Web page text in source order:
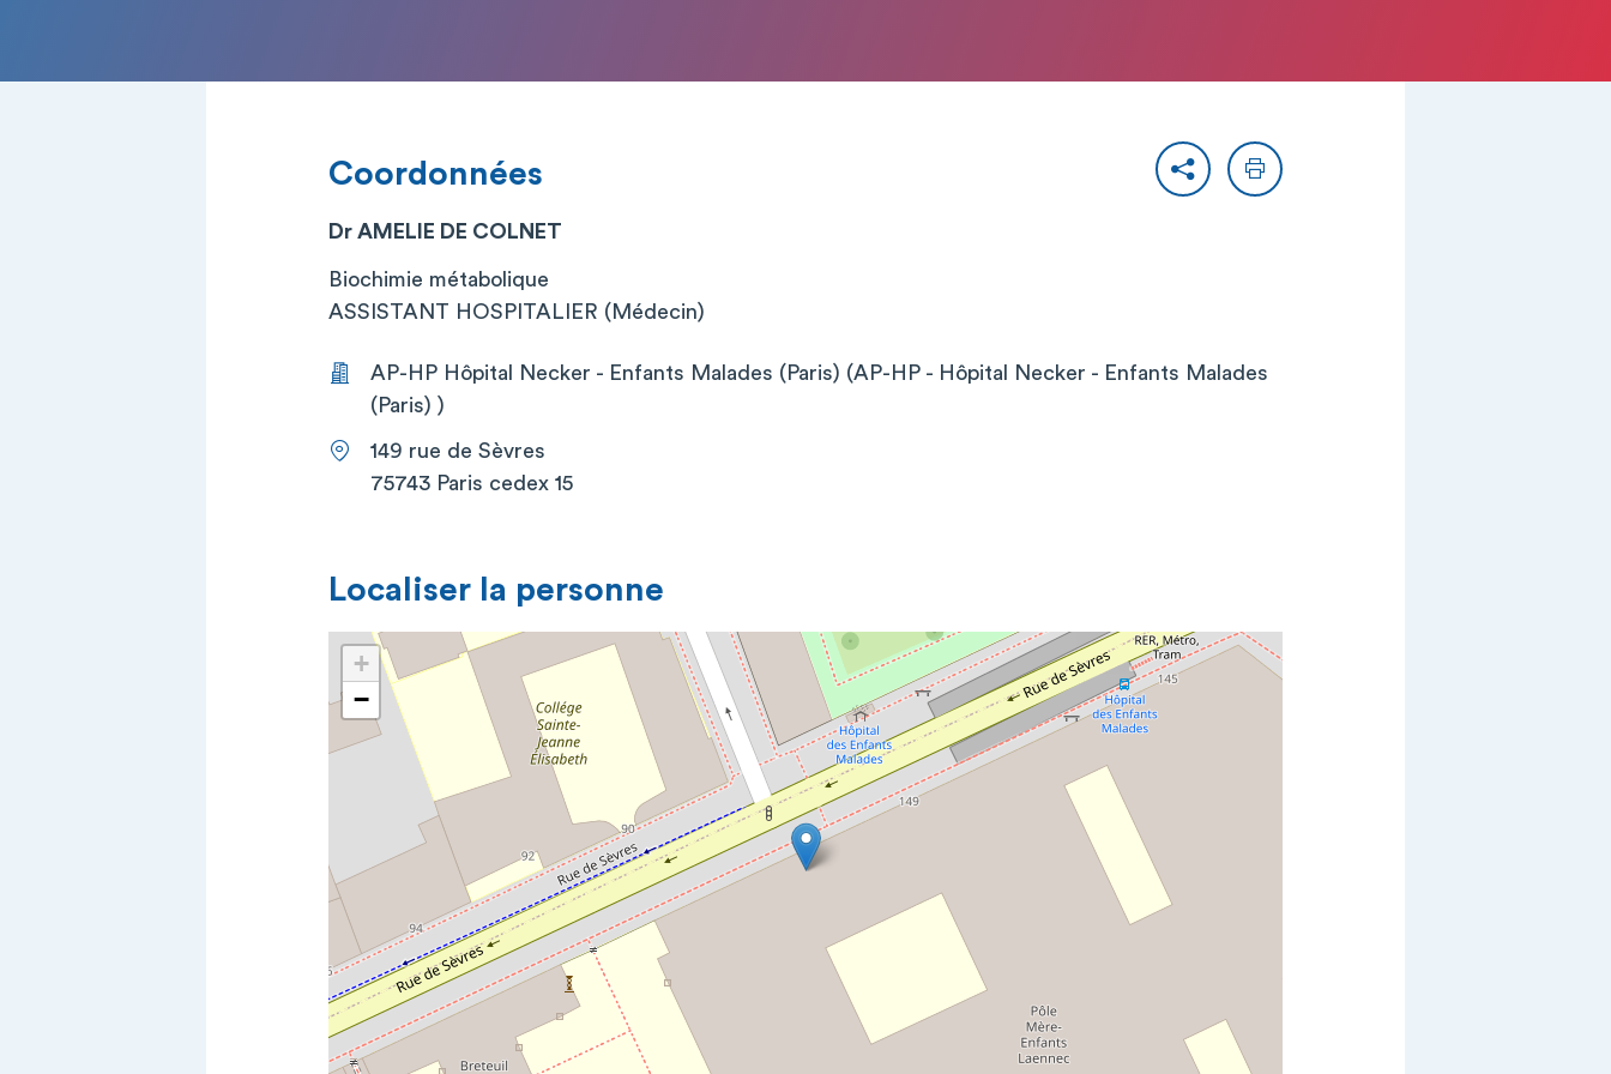
PartagerImprimer
Coordonnées
Dr AMELIE DE COLNET
Biochimie métabolique
ASSISTANT HOSPITALIER (Médecin)
AP-HP Hôpital Necker - Enfants Malades (Paris) (AP-HP - Hôpital Necker - Enfants Malades
(Paris) )
149 rue de Sèvres
75743 Paris cedex 15
Localiser la personne
+
−